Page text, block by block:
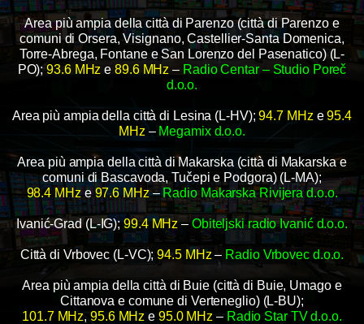
Area più ampia della città di Parenzo (città di Parenzo e
comuni di Orsera, Visignano, Castellier-Santa Domenica,
Torre-Abrega, Fontane e San Lorenzo del Pasenatico) (L-
PO);93.6 MHz e89.6 MHz – Radio Centar – Studio Poreč
d.o.o.
Area più ampia della città di Lesina (L-HV);94.7 MHz e95.4
MHz– Megamix d.o.o.
Area più ampia della città di Makarska (città di Makarska e
comuni di Bascavoda, Tučepi e Podgora) (L-MA);
98.4 MHze97.6 MHz–Radio Makarska Rivijera d.o.o.
Ivanić-Grad (L-IG);99.4 MHz–Obiteljski radio Ivanić d.o.o.
Città di Vrbovec (L-VC);94.5 MHz – Radio Vrbovec d.o.o.
Area più ampia della città di Buie (città di Buie, Umago e
Cittanova e comune di Verteneglio) (L-BU);
101.7 MHz,95.6 MHz e 95.0 MHz – Radio Star TV d.o.o.